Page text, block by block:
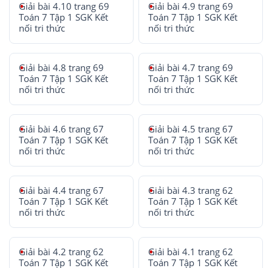
Giải bài 4.10 trang 69
Toán 7 Tập 1 SGK Kết
nối tri thức
Giải bài 4.9 trang 69
Toán 7 Tập 1 SGK Kết
nối tri thức
Giải bài 4.8 trang 69
Toán 7 Tập 1 SGK Kết
nối tri thức
Giải bài 4.7 trang 69
Toán 7 Tập 1 SGK Kết
nối tri thức
Giải bài 4.6 trang 67
Toán 7 Tập 1 SGK Kết
nối tri thức
Giải bài 4.5 trang 67
Toán 7 Tập 1 SGK Kết
nối tri thức
Giải bài 4.4 trang 67
Toán 7 Tập 1 SGK Kết
nối tri thức
Giải bài 4.3 trang 62
Toán 7 Tập 1 SGK Kết
nối tri thức
Giải bài 4.2 trang 62
Toán 7 Tập 1 SGK Kết
Giải bài 4.1 trang 62
Toán 7 Tập 1 SGK Kết